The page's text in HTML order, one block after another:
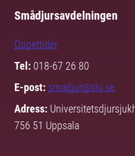
Smådjursavdelningen
Öppettider
Tel: 018-67 26 80
E-post: smadjur@slu.se
Adress:
756 51 Uppsala